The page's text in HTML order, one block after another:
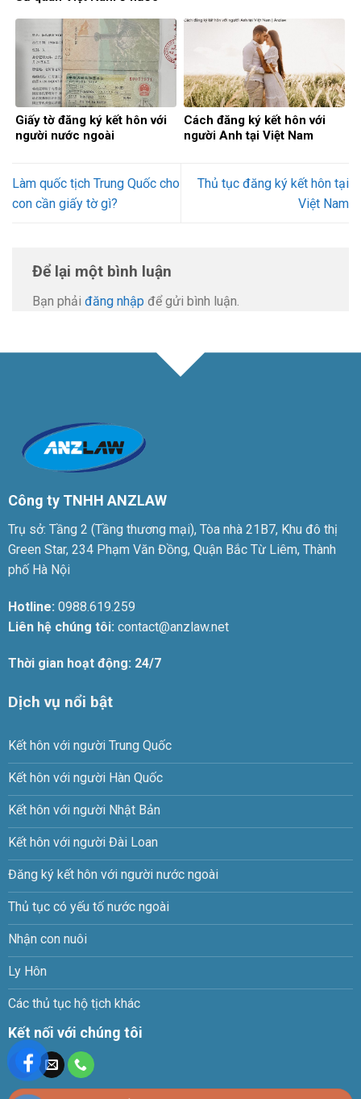
Giấy tờ đăng ký kết hôn với
người nước ngoài
Cách đăng ký kết hôn với
người Anh tại Việt Nam
Làm quốc tịch Trung Quốc cho
con cần giấy tờ gì?
Thủ tục đăng ký kết hôn tại
Việt Nam
Để lại một bình luận
Bạn phải đăng nhập để gửi bình luận.
Công ty TNHH ANZLAW
Trụ sở: Tầng 2 (Tầng thương mại), Tòa nhà 21B7, Khu đô thị
Green Star, 234 Phạm Văn Đồng, Quận Bắc Từ Liêm, Thành
phố Hà Nội
Hotline: 0988.619.259
Liên hệ chúng tôi: contact@anzlaw.net
Thời gian hoạt động: 24/7
Dịch vụ nổi bật
Kết hôn với người Trung Quốc
Kết hôn với người Hàn Quốc
Kết hôn với người Nhật Bản
Kết hôn với người Đài Loan
Đăng ký kết hôn với người nước ngoài
Thủ tục có yếu tố nước ngoài
Nhận con nuôi
Ly Hôn
Các thủ tục hộ tịch khác
Kết nối với chúng tôi